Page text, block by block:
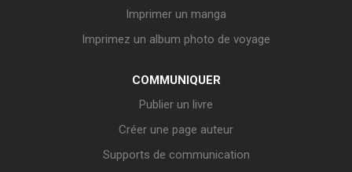
Imprimer un manga
Imprimez un album photo de voyage
COMMUNIQUER
Publier un livre
Créer une page auteur
Supports de communication